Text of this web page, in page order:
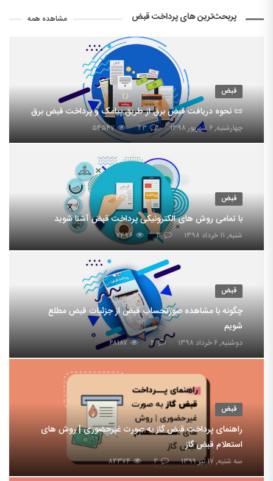
پربحث‌ترین های پرداخت قبض مشاهده همه
قبض
📜 نحوه دریافت قبض برق از طریق پیامک و پرداخت قبض برق
چهارشنبه, ۶ شهریور ۱۳۹۸ ۲۳ ۵۴۵۴۷
قبض
با تمامی روش های الکترونیکی پرداخت قبض آشنا شوید
شنبه, ۱۱ خرداد ۱۳۹۸ ۳ ۷۴۹۶
قبض
چگونه با مشاهده صورتحساب قبض از جزئیات قبض مطلع
شویم
دوشنبه, ۶ خرداد ۱۳۹۸ ۲ ۴۸۱۸۷
قبض
راهنمای پرداخت قبض گاز به صورت غیرحضوری | روش های
استعلام قبض گاز
سه شنبه, ۱۷ تیر ۱۳۹۹ ۲ ۸۲۳۷۴